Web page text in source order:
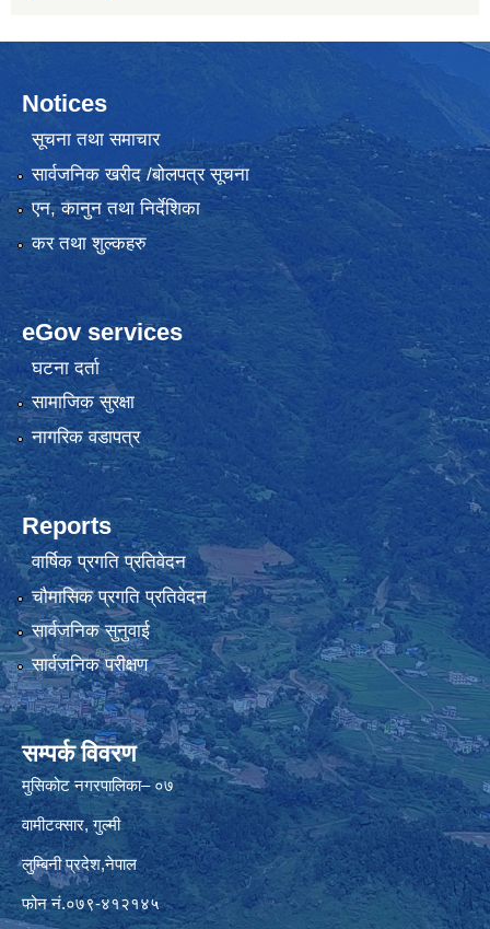
Notices
सूचना तथा समाचार
सार्वजनिक खरीद /बोलपत्र सूचना
एन, कानुन तथा निर्देशिका
कर तथा शुल्कहरु
eGov services
घटना दर्ता
सामाजिक सुरक्षा
नागरिक वडापत्र
Reports
वार्षिक प्रगति प्रतिवेदन
चौमासिक प्रगति प्रतिवेदन
सार्वजनिक सुनुवाई
सार्वजनिक परीक्षण
सम्पर्क विवरण
मुसिकोट नगरपालिका– ०७
वामीटक्सार, गुल्मी
लुम्बिनी प्रदेश,नेपाल
फोन नं.०७९-४१२१४५